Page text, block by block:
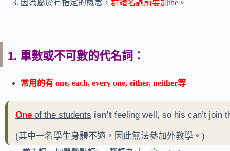
因為屬於有指定的概念， 群體名詞前要加the 。
1. 單數或不可數的代名詞：
常用的有 one, each, every one, either, neither等
One of the students isn’t feeling well, so his can’t join
(其中一名學生身體不適，因此無法參加外教學。)